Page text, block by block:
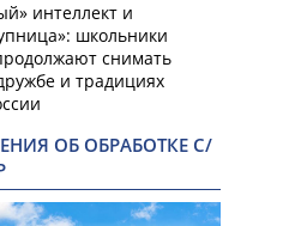
интеллект и
школьники
снимать
и традициях
ОБ ОБРАБОТКЕ С/